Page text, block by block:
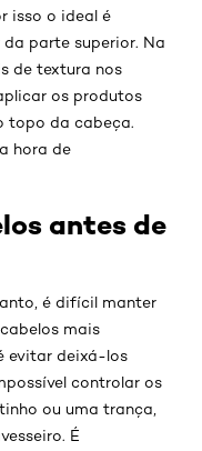
isso o ideal é
parte superior. Na
de textura nos
os produtos
topo da cabeça.
hora de
antes de
é difícil manter
mais
evitar deixá-los
controlar os
ou uma trança,
É